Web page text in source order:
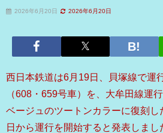
2026年6月20日 2026年6月20日
西日本鉄道は6月19日、貝塚線で運
（608・659号車）を、大牟田線運
ベージュのツートンカラーに復刻
日から運行を開始すると発表しま